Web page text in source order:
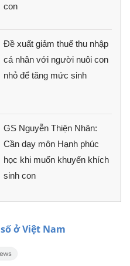
ở Việt Nam
con
Đề xuất giảm thuế thu nhập
cá nhân với người nuôi con
nhỏ để tăng mức sinh
GS Nguyễn Thiện Nhân:
Cần dạy môn Hạnh phúc
học khi muốn khuyến khích
sinh con